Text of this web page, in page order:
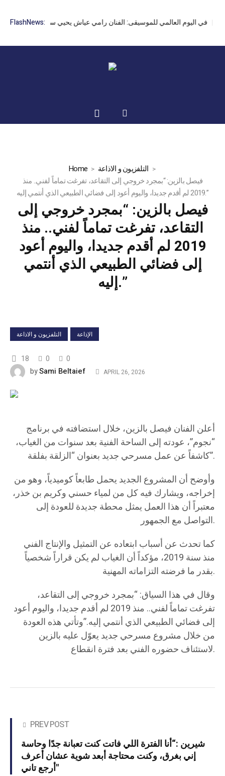
FlashNews:
في اليوم العالمي للموسيقى: الفنان رامي عياش يحيي سهرة الطرب
Home
التلفزيون و الاذاعة
فيصل بالزين: “بمجرد خروجي إلى التقاعد، تفرغت تماماً لفني.. منذ
2019 لم أقدم جديدا، واليوم أعود إلى فضائي الطبيعي الذي أنتمي إليه.”
فيصل بالزين: “بمجرد خروجي إلى
التقاعد، تفرغت تماماً لفني.. منذ
2019 لم أقدم جديدا، واليوم أعود
إلى فضائي الطبيعي الذي أنتمي
إليه.”
التلفزيون و الاذاعة الإذاعة
18 0
0
bySami Beltaief APRIL 26, 2026
أعلن الفنان فيصل بالزين، خلال استضافته في برنامج
“نجوم”، عودته إلى الساحة الفنية بعد سنوات من الغياب،
كاشفاً عن عمل مسرحي جديد بعنوان “الزلقة بفلقة”.
وأوضح أن المشروع الجديد يحمل طابعاً كوميدياً، وهو من
إخراجه، ويشارك فيه كل من لمياء حسني وكريم بن خذر،
معتبراً أن هذا العمل يمثل محطة جديدة للعودة إلى
التواصل مع الجمهور.
كما تحدث عن أسباب ابتعاده عن التمثيل والإنتاج الفني
منذ سنة 2019، مؤكداً أن الغياب لم يكن قراراً شخصياً
بقدر ما فرضته التزاماته المهنية.
وقال في هذا السياق: “بمجرد خروجي إلى التقاعد،
تفرغت تماماً لفني.. منذ 2019 لم أقدم جديدا، واليوم أعود
إلى فضائي الطبيعي الذي أنتمي إليه.”وتأتي هذه العودة
من خلال مشروع مسرحي جديد يعوّل عليه بالزين
لاستئناف حضوره الفني بعد فترة انقطاع.
PREV POST
شيرين :“أنا الفترة اللي فاتت كنت تعبانة جدًا وحاسة
إني بغرق، وكنت محتاجة أبعد شوية عشان أعرف
أرجع تاني"